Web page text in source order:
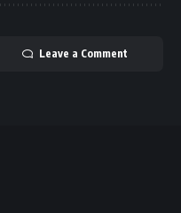
Leave a Comment